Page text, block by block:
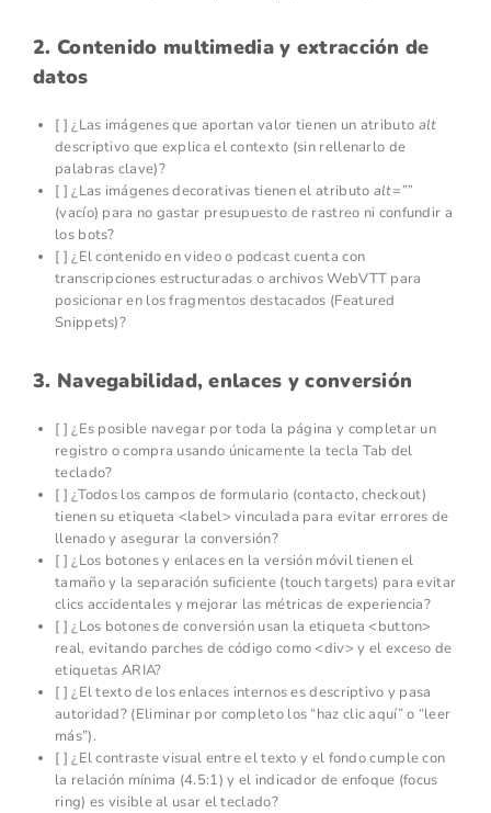
2. Contenido multimedia y extracción de
datos
[ ] ¿Las imágenes que aportan valor tienen un atributo alt
descriptivo que explica el contexto (sin rellenarlo de
palabras clave)?
[ ] ¿Las imágenes decorativas tienen el atributo alt=””
(vacío) para no gastar presupuesto de rastreo ni confundir a
los bots?
[ ] ¿El contenido en video o podcast cuenta con
transcripciones estructuradas o archivos WebVTT para
posicionar en los fragmentos destacados (Featured
Snippets)?
3. Navegabilidad, enlaces y conversión
[ ] ¿Es posible navegar por toda la página y completar un
registro o compra usando únicamente la tecla Tab del
teclado?
[ ] ¿Todos los campos de formulario (contacto, checkout)
tienen su etiqueta <label> vinculada para evitar errores de
llenado y asegurar la conversión?
[ ] ¿Los botones y enlaces en la versión móvil tienen el
tamaño y la separación suficiente (touch targets) para evitar
clics accidentales y mejorar las métricas de experiencia?
[ ] ¿Los botones de conversión usan la etiqueta <button>
real, evitando parches de código como <div> y el exceso de
etiquetas ARIA?
[ ] ¿El texto de los enlaces internos es descriptivo y pasa
autoridad? (Eliminar por completo los “haz clic aquí” o “leer
más”).
[ ] ¿El contraste visual entre el texto y el fondo cumple con
la relación mínima (4.5:1) y el indicador de enfoque (focus
ring) es visible al usar el teclado?